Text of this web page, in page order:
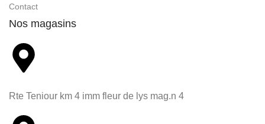
Contact
Nos magasins
Rte Teniour km 4 imm fleur de lys mag.n 4